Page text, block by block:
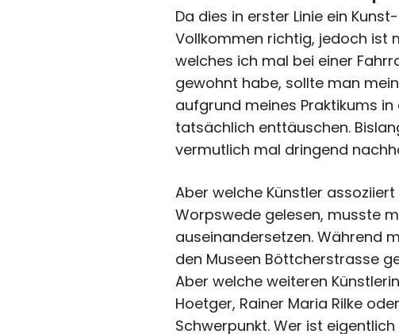
Da dies in erster Linie ein
Vollkommen richtig, jedoch ist
welches ich mal bei einer
gewohnt habe, sollte man
aufgrund meines Praktikums
tatsächlich enttäuschen.
vermutlich mal dringend
Aber welche Künstler
Worpswede gelesen, musste
auseinandersetzen. Während
den Museen Böttcherstrasse
Aber welche weiteren
Hoetger, Rainer Maria Rilke
Schwerpunkt. Wer ist